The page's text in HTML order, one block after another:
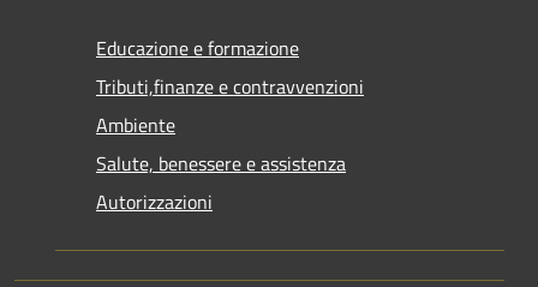
Educazione e formazione
Tributi,finanze e contravvenzioni
Ambiente
Salute, benessere e assistenza
Autorizzazioni